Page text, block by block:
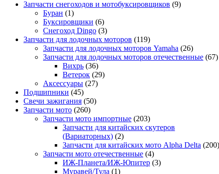
Запчасти снегоходов и мотобуксировщиков (9)
Буран (1)
Буксировщики (6)
Снегоход Dingo (3)
Запчасти для лодочных моторов (119)
Запчасти для лодочных моторов Yamaha (26)
Запчасти для лодочных моторов отечественные (67)
Вихрь (36)
Ветерок (29)
Аксессуары (27)
Подшипники (45)
Свечи зажигания (50)
Запчасти мото (260)
Запчасти мото импортные (203)
Запчасти для китайских скутеров
(Вариаторных) (2)
Запчасти для китайских мото Alpha Delta (200)
Запчасти мото отечественные (4)
ИЖ-Планета/ИЖ-Юпитер (3)
Муравей/Тула (1)